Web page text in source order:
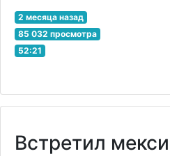
2 месяца назад
85 032 просмотра
52:21
Встретил